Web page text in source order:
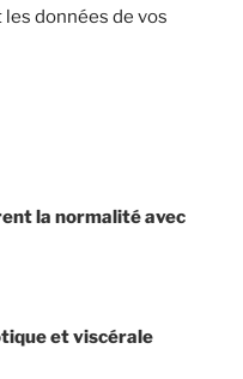
données de vos
la normalité avec
et viscérale